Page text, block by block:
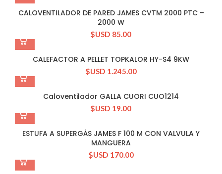
CALOVENTILADOR DE PARED JAMES CVTM 2000 PTC –
2000 W
$USD 85.00
CALEFACTOR A PELLET TOPKALOR HY-S4 9KW
$USD 1.245.00
Caloventilador GALLA CUORI CUO1214
$USD 19.00
ESTUFA A SUPERGÁS JAMES F 100 M CON VALVULA Y
MANGUERA
$USD 170.00